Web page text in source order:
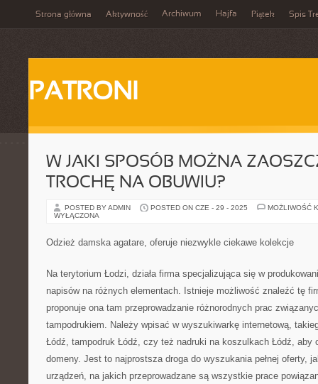
Strona główna Aktywność Archiwum Hajfa Piątek Spis
PATRONI
W JAKI SPOSÓB MOŻNA
TROCHĘ NA OBUWIU?
POSTED BY ADMIN POSTED ON CZE - 29 - 2025
MOŻLIWOŚĆ
WYŁĄCZONA
Odzież damska agatare, oferuje niezwykle ciekawe kolekcje
Na terytorium Łodzi, działa firma specjalizująca się w
napisów na różnych elementach. Istnieje możliwość znaleźć tę
proponuje ona tam przeprowadzanie różnorodnych prac
tampodrukiem. Należy wpisać w wyszukiwarkę internetową,
Łódź, tampodruk Łódź, czy też nadruki na koszulkach Łódź, aby
domeny. Jest to najprostsza droga do wyszukania pełnej oferty,
urządzeń, na jakich przeprowadzane są wszystkie prace